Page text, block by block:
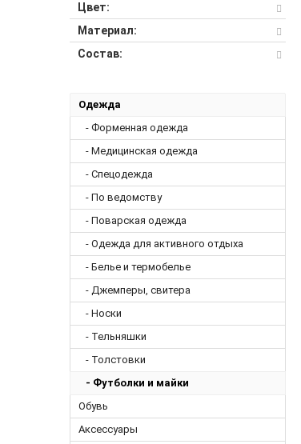
Цвет:
Материал:
Состав:
Одежда
- Форменная одежда
- Медицинская одежда
- Спецодежда
- По ведомству
- Поварская одежда
- Одежда для активного отдыха
- Белье и термобелье
- Джемперы, свитера
- Носки
- Тельняшки
- Толстовки
- Футболки и майки
Обувь
Аксессуары